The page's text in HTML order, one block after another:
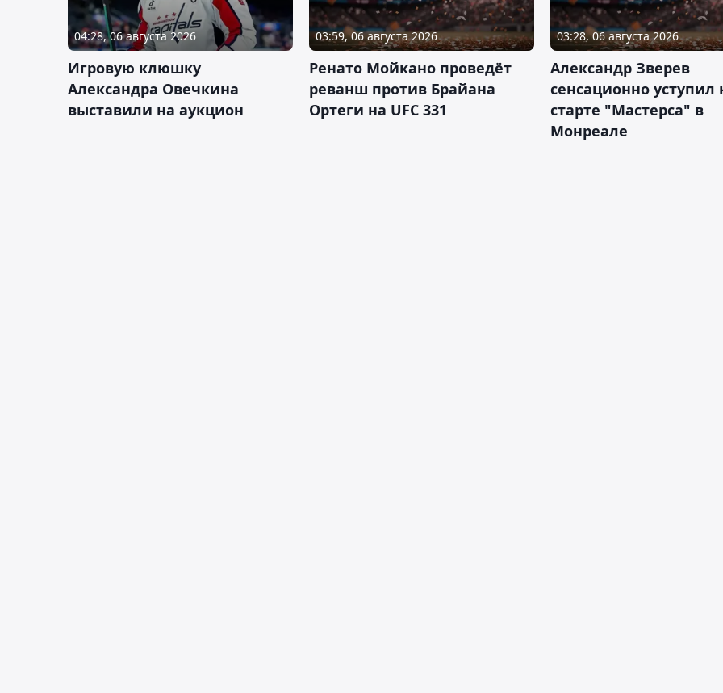
04:28, 06 августа 2026
Игровую клюшку
Александра Овечкина
выставили на аукцион
03:59, 06 августа 2026
Ренато Мойкано проведёт
реванш против Брайана
Ортеги на UFC 331
03:28, 06 августа 2026
Александр Зверев
сенсационно уступил
старте "Мастерса" в
Монреале